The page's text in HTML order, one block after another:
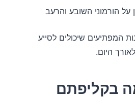
הורמוני השובע והרעב
המפתיעים שיכולים לסייע
היום.